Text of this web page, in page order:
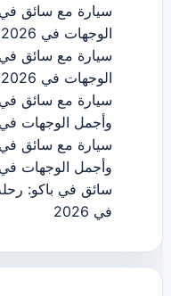
سيارة مع سائق في
الوجهات في 2026
سيارة مع سائق في
الوجهات في 2026
سيارة مع سائق في
وأجمل الوجهات في 2026
سيارة مع سائق في
وأجمل الوجهات في 2026
سائق في باكو:
في 2026